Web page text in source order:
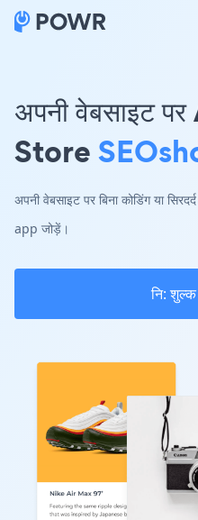
अपनी वेबसाइट
Store
अपनी वेबसाइट पर बिना कोडिंग या
app जोड़ें।
नि: